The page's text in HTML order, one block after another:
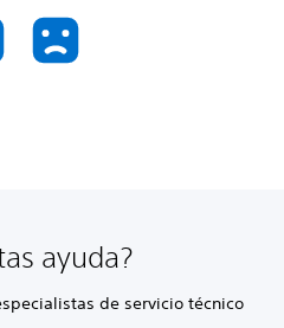
ayuda?
de servicio técnico